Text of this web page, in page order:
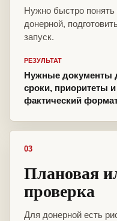
Нужно быстро
донерной,
запуск.
РЕЗУЛЬТАТ
Нужные документы
сроки, приоритеты
фактический
03
Плановая
проверка
Для донерной есть